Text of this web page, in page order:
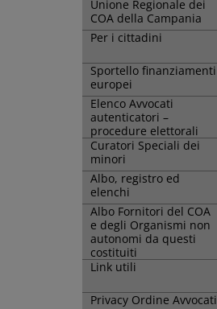
Unione Regionale dei
COA della Campania
Per i cittadini
Sportello finanziamenti
europei
Elenco Avvocati
autenticatori –
procedure elettorali
Curatori Speciali dei
minori
Albo, registro ed
elenchi
Albo Fornitori del COA
e degli Organismi non
autonomi da questi
costituiti
Link utili
Privacy Ordine Avvocati